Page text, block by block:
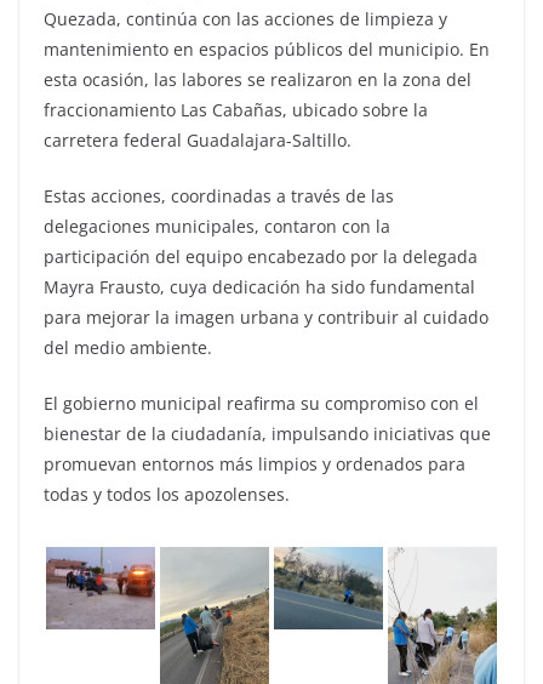
Quezada, continúa con las acciones de limpieza y
mantenimiento en espacios públicos del municipio. En
esta ocasión, las labores se realizaron en la zona del
fraccionamiento Las Cabañas, ubicado sobre la
carretera federal Guadalajara-Saltillo.
Estas acciones, coordinadas a través de las
delegaciones municipales, contaron con la
participación del equipo encabezado por la delegada
Mayra Frausto, cuya dedicación ha sido fundamental
para mejorar la imagen urbana y contribuir al cuidado
del medio ambiente.
El gobierno municipal reafirma su compromiso con el
bienestar de la ciudadanía, impulsando iniciativas que
promuevan entornos más limpios y ordenados para
todas y todos los apozolenses.